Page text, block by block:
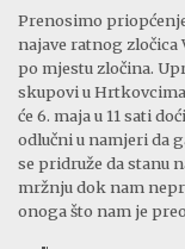
Prenosimo
najave ratnog zločica
po mjestu zločina.
skupovi u
će 6. maja u 11 sati
odlučni u namjeri da
se pridruže da stanu
mržnju dok nam
onoga što nam je